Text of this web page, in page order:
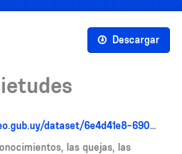
Descargar
resource/e61e1ec3-a1ab-45f5-ba6b-48eca0d2f6ad/download/buzonciudadano.csv
las quejas, las